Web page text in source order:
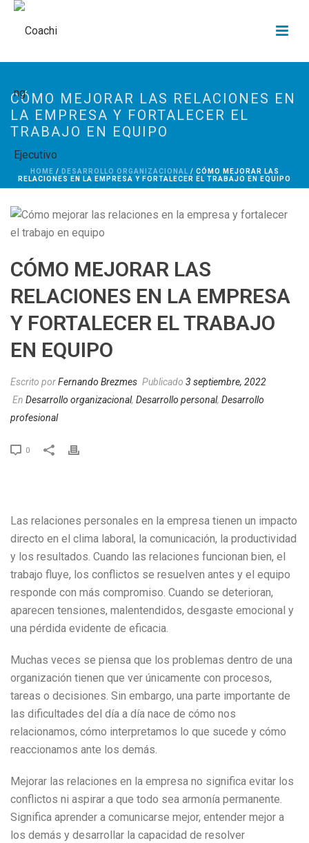
CÓMO MEJORAR LAS RELACIONES EN
LA EMPRESA Y FORTALECER EL
TRABAJO EN EQUIPO
HOME / DESARROLLO ORGANIZACIONAL / CÓMO MEJORAR LAS
RELACIONES EN LA EMPRESA Y FORTALECER EL TRABAJO EN EQUIPO
CÓMO MEJORAR LAS
RELACIONES EN LA EMPRESA
Y FORTALECER EL TRABAJO
EN EQUIPO
Escrito porFernando Brezmes Publicado 3 septiembre, 2022
En Desarrollo organizacional, Desarrollo personal, Desarrollo
profesional
0
Las relaciones personales en la empresa tienen un impacto
directo en el clima laboral, la comunicación, la productividad
y los resultados. Cuando las relaciones funcionan bien, el
trabajo fluye, los conflictos se resuelven antes y el equipo
responde con más compromiso. Cuando se deterioran,
aparecen tensiones, malentendidos, desgaste emocional y
una pérdida evidente de eficacia.
Muchas veces se piensa que los problemas dentro de una
organización tienen que ver únicamente con procesos,
tareas o decisiones. Sin embargo, una parte importante de
las dificultades del día a día nace de cómo nos
relacionamos, cómo interpretamos lo que sucede y cómo
reaccionamos ante los demás.
Mejorar las relaciones en la empresa no significa evitar los
conflictos ni aspirar a que todo sea armonía permanente.
Significa aprender a comunicarse mejor, entender mejor a
los demás y desarrollar la capacidad de resolver